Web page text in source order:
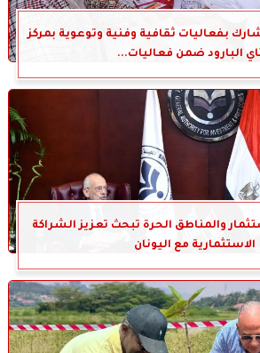
بفعاليات ثقافية وفنية وتوعوية بمركز
البارود ضمن فعاليات...
والمناطق الحرة تبحث تعزيز الشراكة
الاستثمارية مع اليونان